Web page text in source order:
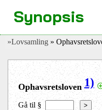
»Lovsamling »
Ophavsretsloven1)
Gå til § >
Synopsis